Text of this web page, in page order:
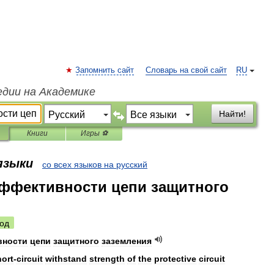
RU
Запомнить сайт Словарь на свой сайт
на Академике
Найти!
Книги Игры ⚽
со всех языков на русский
цепи защитного
цепи защитного заземления
-circuit withstand strength of the protective circuit